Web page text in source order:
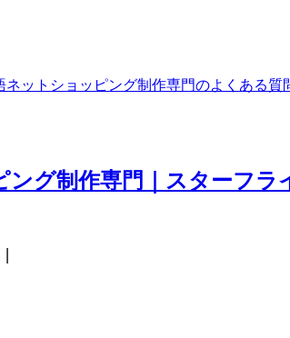
ットショッピング制作専門のよくある質
グ制作専門｜スターフ
|